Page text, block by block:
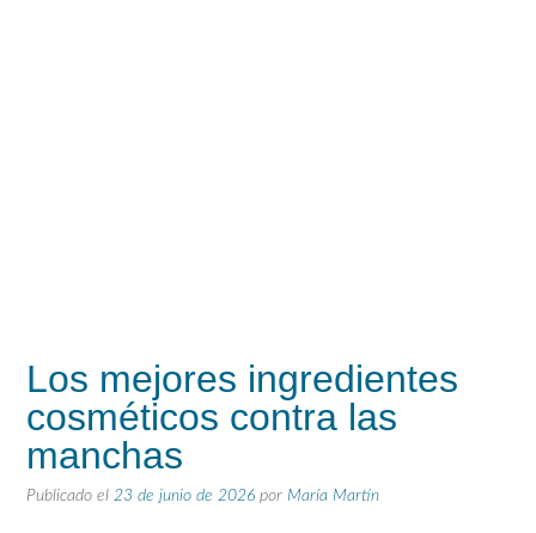
Los mejores ingredientes
cosméticos contra las
manchas
Publicado el 23 de junio de 2026 por María Martín